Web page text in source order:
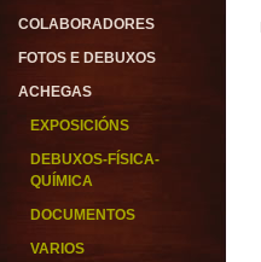
COLABORADORES
FOTOS E DEBUXOS
ACHEGAS
EXPOSICIÓNS
DEBUXOS-FÍSICA-
QUÍMICA
DOCUMENTOS
VARIOS